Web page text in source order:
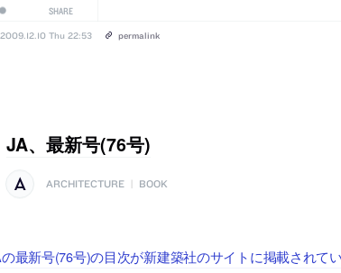
SHARE
2009.12.10 Thu 22:53 permalink
JA、最新号(76号)
ARCHITECTURE BOOK
最新号(76号)の目次が新建築社のサイトに掲載されて